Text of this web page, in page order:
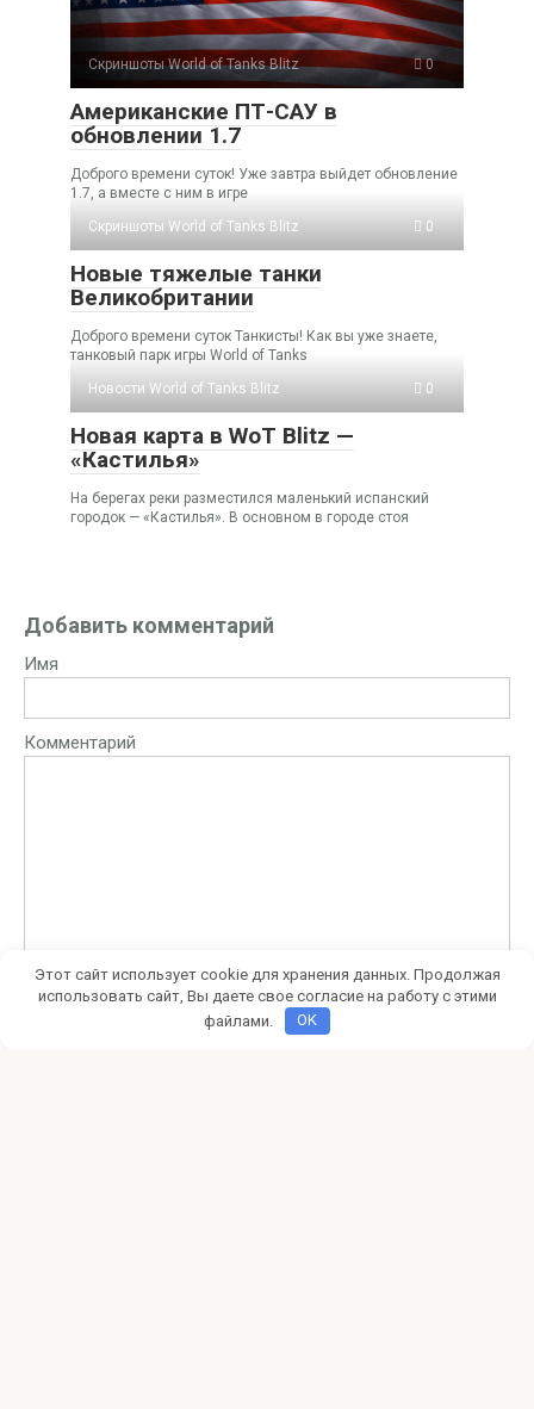
Скриншоты World of Tanks Blitz 0
Американские ПТ-САУ в
обновлении 1.7
Доброго времени суток! Уже завтра выйдет обновление
1.7, а вместе с ним в игре
Скриншоты World of Tanks Blitz
0
Новые тяжелые танки
Великобритании
Доброго времени суток Танкисты! Как вы уже знаете,
танковый парк игры World of Tanks
Новости World of Tanks Blitz
0
Новая карта в WoT Blitz —
«Кастилья»
На берегах реки разместился маленький испанский
городок — «Кастилья». В основном в городе стоя
Добавить комментарий
Имя
Комментарий
Этот сайт использует cookie для хранения данных. Продолжая
использовать сайт, Вы даете свое согласие на работу с этими
файлами.
OK